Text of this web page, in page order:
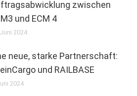
zwischen
und ECM 4
2024
neue, starke Partnerschaft:
und RAILBASE
2024